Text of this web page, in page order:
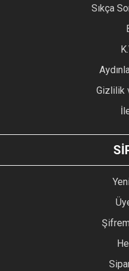
Ürün açıklamasında
Ürün bilgilerinde hatalar
Ürün fiyatı diğer
Sıkça
Gizlilik